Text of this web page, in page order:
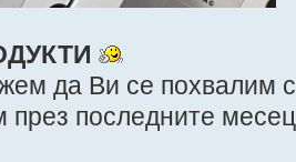
да Ви се похвалим
през последните